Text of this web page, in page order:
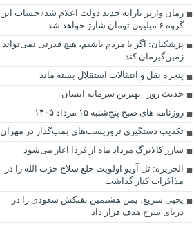
زمان واریز یارانه جدید دولت اعلام شد/ حساب این
گروه ۶ میلیون تومان شارژ خواهد شد.
پزشکیان: اگر با مردم باشیم، هیچ قدرتی نمی‌تواند
زمین‌گیرمان کند
پنجره‌ نقل و انتقالات استقلال بسته ماند
حدیث روز | بهترین سرمایه انسان
روزنامه‌ های صبح پنج‌شنبه ۱۵ مرداد ۱۴۰۵
تکذیب دستگیری تروریست‌های بمب‌گذار در مهران
شارژ کالابرگ مرداد ماه از فردا آغاز می‌شود
الجزیره: تل آویو اولویت خلع سلاح حزب الله را در
مذاکرات کنار گذاشت
یحیی سریع: یمن هشتمین نفتکش سعودی را در
دریای سرخ هدف قرار داد